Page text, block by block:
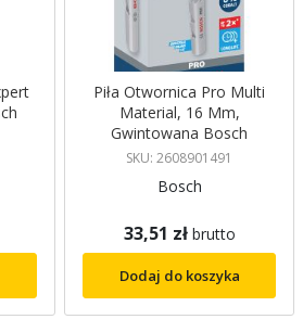
Piła Otwornica Pro Multi
Material, 16 Mm,
Gwintowana Bosch
SKU: 2608901491
Bosch
33,51 zł brutto
Dodaj do koszyka